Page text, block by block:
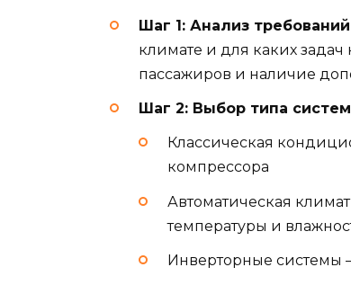
Шаг 1: Анализ
климате и для каких задач
пассажиров и наличие
Шаг 2: Выбор типа
Классическая
компрессора
Автоматическая
температуры и
Инверторные системы